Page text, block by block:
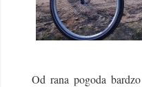
Od rana pogoda